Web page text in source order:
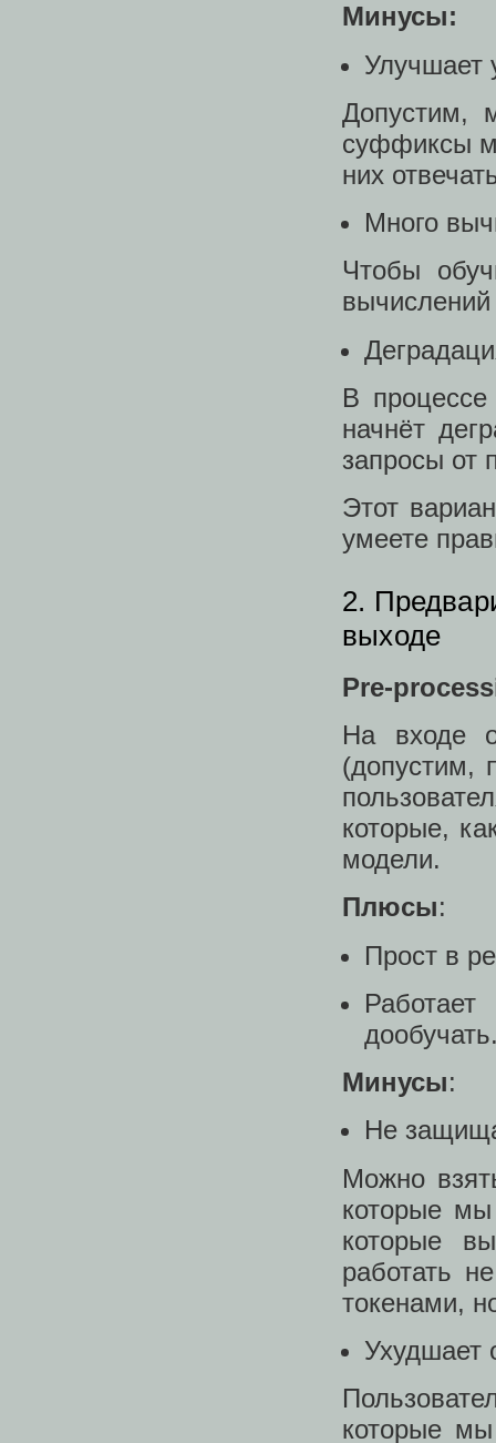
Минусы:
Улучшает
Допустим,
суффиксы
них
Много
Чтобы
В
начнёт
запросы от
Этот
умеете
2.
выходе
Pre-
На входе
(допустим,
которые,
модели.
Плюсы:
Прост в
Минусы:
Не
Можно
которые мы
которые
работать
токенами,
Ухудшает
которые